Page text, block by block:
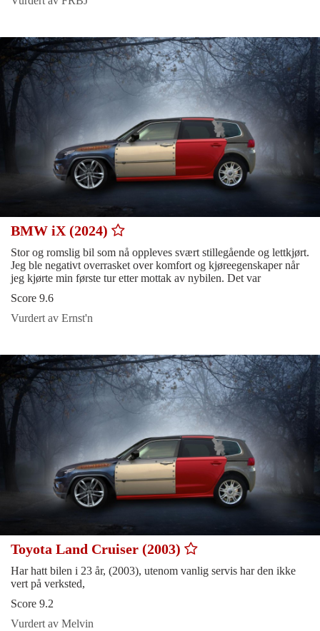
BMW iX (2024)
Stor og romslig bil som nå oppleves svært stillegående og lettkjørt.
Jeg ble negativt overrasket over komfort og kjøreegenskaper når
jeg kjørte min første tur etter mottak av nybilen. Det var
Score 9.6
Vurdert av Ernst'n
Toyota Land Cruiser (2003)
Har hatt bilen i 23 år, (2003), utenom vanlig servis har den ikke
vert på verksted,
Score 9.2
Vurdert av Melvin